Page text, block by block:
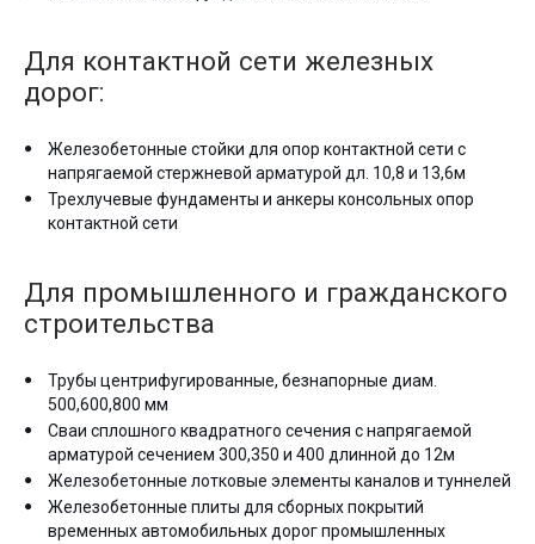
Для контактной сети железных
дорог:
Железобетонные стойки для опор контактной сети с
напрягаемой стержневой арматурой дл. 10,8 и 13,6м
Трехлучевые фундаменты и анкеры консольных опор
контактной сети
Для промышленного и гражданского
строительства
Трубы центрифугированные, безнапорные диам.
500,600,800 мм
Сваи сплошного квадратного сечения с напрягаемой
арматурой сечением 300,350 и 400 длинной до 12м
Железобетонные лотковые элементы каналов и туннелей
Железобетонные плиты для сборных покрытий
временных автомобильных дорог промышленных